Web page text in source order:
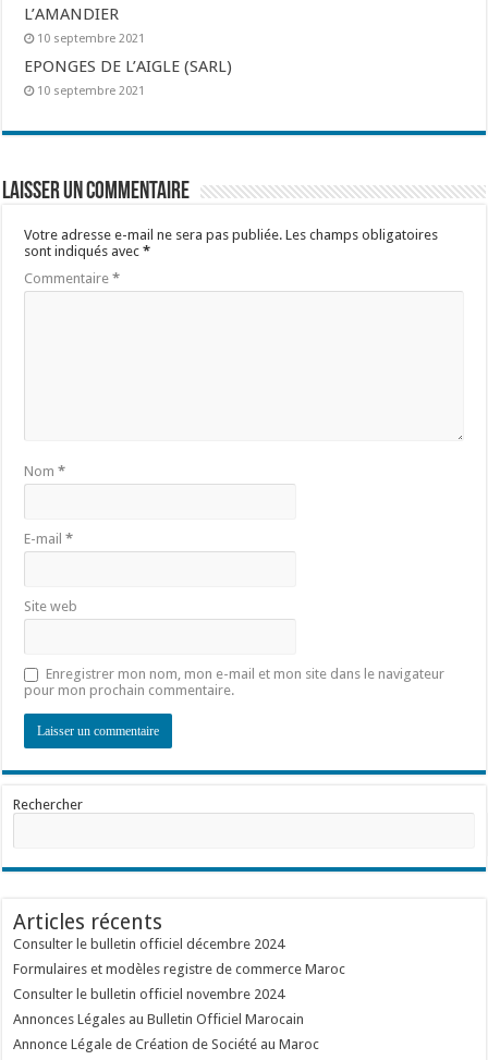
L’AMANDIER
10 septembre 2021
EPONGES DE L’AIGLE (SARL)
10 septembre 2021
Laisser un commentaire
Votre adresse e-mail ne sera pas publiée. Les champs obligatoires
sont indiqués avec*
Commentaire*
Nom*
E-mail*
Site web
Enregistrer mon nom, mon e-mail et mon site dans le navigateur
pour mon prochain commentaire.
Rechercher
Articles récents
Consulter le bulletin officiel décembre 2024
Formulaires et modèles registre de commerce Maroc
Consulter le bulletin officiel novembre 2024
Annonces Légales au Bulletin Officiel Marocain
Annonce Légale de Création de Société au Maroc